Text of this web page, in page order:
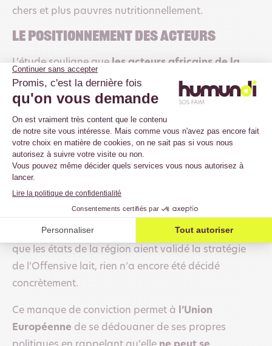
chers et plus pauvres nutritionnellement.
le positionnement des acteurs
L’étude souligne queles acteurs africains de la
filière sont favorables à des mesures ambitieuses
en matière de politiques commerciale et fiscale.
réserve sur la faisabilité des propositions,
notamment sur la capacité de la filière à se
développer suffisamment et sur la cohérence avec
leurs engagements régionaux et internationaux. Le
TEC doit être révisé en 2024, mais se pose encore la
question de l’impact de la sortie du Mali, du Niger et
Burkina Faso de la CEDEAO en début d’année. Bien
que les états de la région aient validé la stratégie
de l’Offensive lait, rien n’a encore été décidé
concrètement.
Ce manque de conviction permet à
l’Union
Européenne de se dédouaner de ses propres